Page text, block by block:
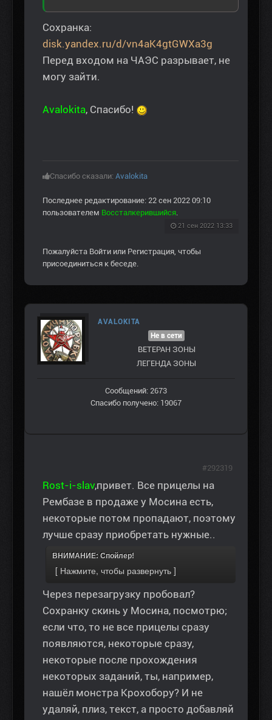
Сохранка:
disk.yandex.ru/d/vn4aK4gtGWXa3g
Перед входом на ЧАЭС разрывает, не
могу зайти.
Avalokita, Спасибо!
Спасибо сказали: Avalokita
Последнее редактирование: 22 сен 2022 09:10
пользователем Воссталкерившийся.
21 сен 2022 13:33
Пожалуйста Войти или Регистрация, чтобы
присоединиться к беседе.
AVALOKITA
Не в сети
ВЕТЕРАН ЗOНЫ
ЛЕГЕНДА ЗОНЫ
Сообщений: 2673
Спасибо получено: 19067
Rost-i-slav,привет. Все прицелы на
Рембазе в продаже у Мосина есть,
некоторые потом пропадают, поэтому
лучше сразу приобретать нужные..
ВНИМАНИЕ: Спойлер!
Через перезагрузку пробовал?
Сохранку скинь у Мосина, посмотрю;
если что, то не все прицелы сразу
появляются, некоторые сразу,
некоторые после прохождения
некоторых заданий, ты, например,
нашёл монстра Крохобору? И не
удаляй, плиз, текст, а просто добавляй
#292319